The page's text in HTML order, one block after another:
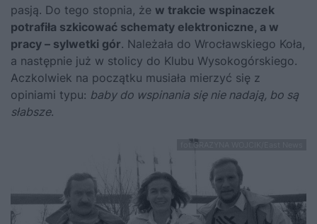
pasją. Do tego stopnia, że w trakcie wspinaczek
potrafiła szkicować schematy elektroniczne, a w
pracy – sylwetki gór. Należała do Wrocławskiego Koła,
a następnie już w stolicy do Klubu Wysokogórskiego.
Aczkolwiek na początku musiała mierzyć się z
opiniami typu: baby do wspinania się nie nadają, bo są
słabsze.
fot.GRAZYNA WOJCIK/East News